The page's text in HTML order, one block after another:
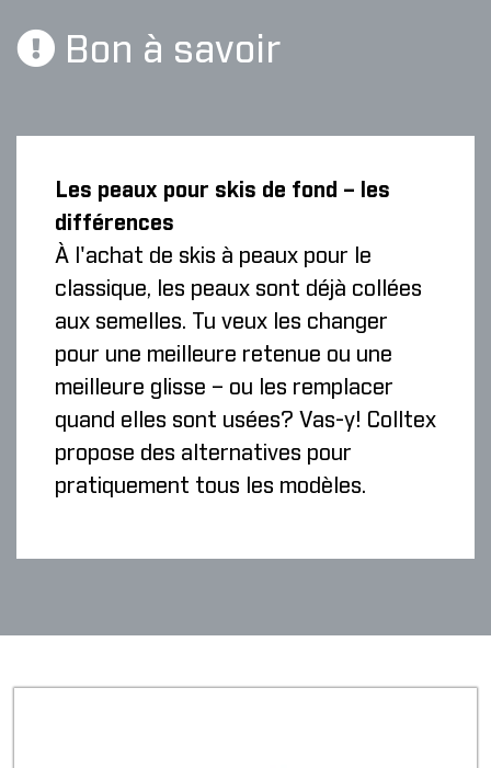
Bon à savoir
Les peaux pour skis de fond – les
différences
À l'achat de skis à peaux pour le
classique, les peaux sont déjà collées
aux semelles. Tu veux les changer
pour une meilleure retenue ou une
meilleure glisse – ou les remplacer
quand elles sont usées? Vas-y! Colltex
propose des alternatives pour
pratiquement tous les modèles.